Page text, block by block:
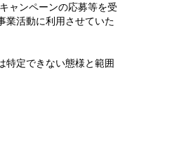
ャンペーンの応募等を受
業活動に利用させていた
特定できない態様と範囲